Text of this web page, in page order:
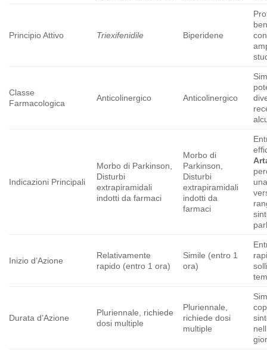
Principio Attivo Triexifenidile Biperidene
Classe
Farmacologica
Anticolinergico Anticolinergico
Indicazioni Principali
Morbo di Parkinson,
Disturbi
extrapiramidali
indotti da farmaci
Morbo di
Parkinson,
Disturbi
extrapiramidali
indotti da
farmaci
Inizio d’Azione
Relativamente
rapido (entro 1 ora)
Simile (entro 1
ora)
Durata d’Azione
Pluriennale, richiede
dosi multiple
Pluriennale,
richiede dosi
multiple